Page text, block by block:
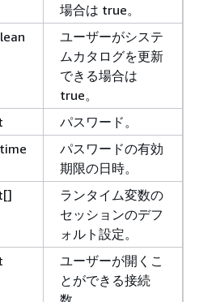
場合は true。
ユーザーがシステ
ムカタログを更新
できる場合は
true。
パスワード。
パスワードの有効
期限の日時。
ランタイム変数の
セッションのデフ
ォルト設定。
ユーザーが開くこ
とができる接続